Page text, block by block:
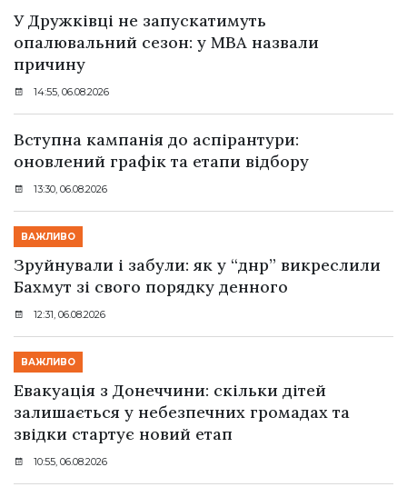
У Дружківці не запускатимуть
опалювальний сезон: у МВА назвали
причину
14:55, 06.08.2026
Вступна кампанія до аспірантури:
оновлений графік та етапи відбору
13:30, 06.08.2026
ВАЖЛИВО
Зруйнували і забули: як у “днр” викреслили
Бахмут зі свого порядку денного
12:31, 06.08.2026
ВАЖЛИВО
Евакуація з Донеччини: скільки дітей
залишається у небезпечних громадах та
звідки стартує новий етап
10:55, 06.08.2026